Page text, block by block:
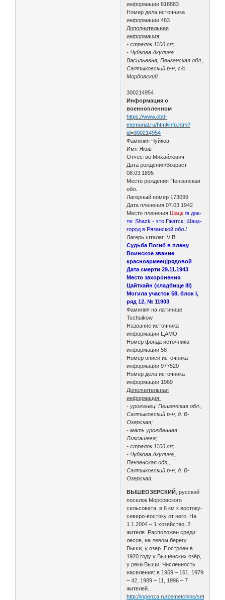
информации 818883
Номер дела источника
информации 483
Дополнительная
информация:
- стрелок 1106 сп;
- Чуйкова Акулина
Васильевна, Пензенская обл.,
Салтыковский р-н, с/с
Мордовский.
300214954
Информация о
военнопленном
https://www.obd-
memorial.ru/html/info.htm?
id=300214954
Фамилия Чуйков
Имя Яков
Отчество Михайлович
Дата рождения/Возраст
08.03.1895
Место рождения Пензенская
обл.
Лагерный номер 173099
Дата пленения 07.03.1942
Место пленения Шацк/в док-
те: Shazk - это Гжатск; Шацк-
город в Рязанской обл./
Лагерь шталаг IV B
Судьба Погиб в плену
Воинское звание
красноармеец|рядовой
Дата смерти 29.11.1943
Место захоронения
Цайтхайн (кладбище III)
Могила участок 58, блок I,
ряд 12, № 11903
Фамилия на латинице
Tschuikow
Название источника
информации ЦАМО
Номер фонда источника
информации 58
Номер описи источника
информации 977520
Номер дела источника
информации 1969
Дополнительная
информация:
- уроженец: Пензенская обл.,
Салтыковский р-н, д. В-
Озерская;
- мать урожденная
Ликсашева;
- стрелок 1106 сп;
- Чуйкова Акулина,
Пензенская обл.,
Салтыковский р-н, д. В-
Озерская.
ВЫШЕОЗЕРСКИЙ , русский
поселок Морсовского
сельсовета, в 6 км к востоку-
северо-востоку от него. На
1.1.2004 – 1 хозяйство, 2
жителя. Расположен среди
лесов, на левом берегу
Выши, у озер. Построен в
1920 году у Вышенских озёр,
у реки Выши. Численность
населения: в 1959 – 161, 1979
– 42, 1989 – 11, 1996 – 7
жителей.
http://inpenza.ru/zemetchino/